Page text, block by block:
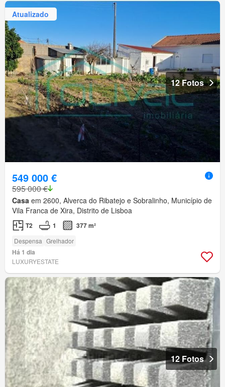
Atualizado
12 Fotos
549 000 €
595 000 €
Casa em 2600, Alverca do Ribatejo e Sobralinho, Município de
Vila Franca de Xira, Distrito de Lisboa
T2 1 377 m²
Despensa Grelhador
Há 1 dia
LUXURYESTATE
12 Fotos